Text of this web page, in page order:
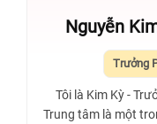
Nguyễn
Trưởng
Tôi là Kim Kỳ -
Trung tâm là một